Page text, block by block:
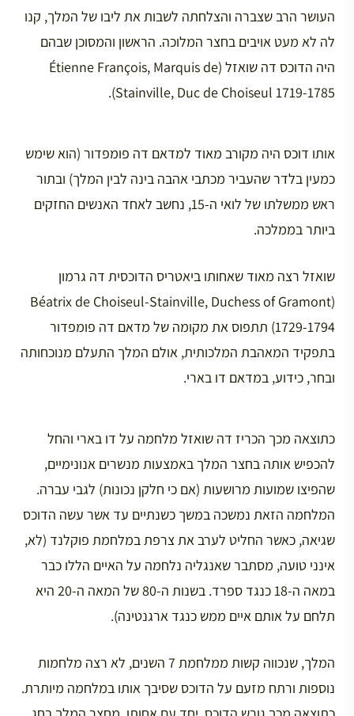
העושר הרב שצברה והצלחתה לשבות את ליבו של המלך, קנו
לה לא מעט אויבים בחצר המלוכה. הראשון והמסוכן שבהם
היה הדוכס דה שואזל (Étienne François, Marquis de
Stainville, Duc de Choiseul 1719-1785).
אותו דוכס היה מקורב מאוד למדאם דה פומפדור (הוא שימש
כמעין בלדר שהעביר מכתבי אהבה בינה לבין המלך) ובתור
ראש ממשלתו של לואי ה-15, נחשב לאחד האנשים החזקים
ביותר בממלכה.
שואזל רצה מאוד שאחותו ביאטריס הדוכסית דה גרמון
(Béatrix de Choiseul-Stainville, Duchess of Gramont
1729-1794) תתפוס את מקומה של מדאם דה פומפדור
בתפקיד המאהבת המלכותית, אולם המלך התעלם מנוכחותה
ובחר, כידוע, במדאם דו בארי.
כתוצאה מכך הכריז דה שואזל מלחמה על דו בארי והחל
להכפיש אותה בחצר המלך באמצעות מנשרים אנונימיים,
שהפיצו שמועות מרושעות (אם כי חלקן נכונות) לגבי עברה.
המלחמה הזאת נמשכה במשך כשנתיים עד אשר עשה הדוכס
שגיאה, כאשר החליט לערב את צרפת במלחמת פוקלנד (לא,
אינני טועה, מסתבר שאנגליה נלחמה על האיים הללו כבר
במאה ה-18 כנגד ספרד. בשנות ה-80 של המאה ה-20 היא
תלחם על אותם איים ממש כנגד ארגנטינה).
המלך, שנכווה קשות ממלחמת 7 השנים, לא רצה מלחמות
נוספות ורתח מזעם על הדוכס שסיבך אותו במלחמה מיותרת.